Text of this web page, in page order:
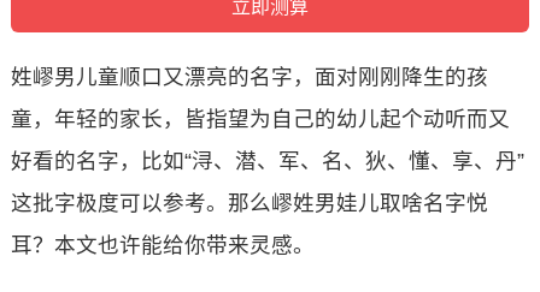
姓嵺男儿童顺口又漂亮的名字，面对刚刚降生的孩
童，年轻的家长，皆指望为自己的幼儿起个动听而又
好看的名字，比如“浔、潜、军、名、狄、懂、享、丹”
这批字极度可以参考。那么嵺姓男娃儿取啥名字悦
耳？本文也许能给你带来灵感。